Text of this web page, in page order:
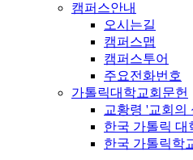
캠퍼스안내
오시는길
캠퍼스맵
캠퍼스투어
주요전화번호
가톨릭대학교회문헌
교황령 '교회의
한국 가톨릭 대
한국 가톨릭학